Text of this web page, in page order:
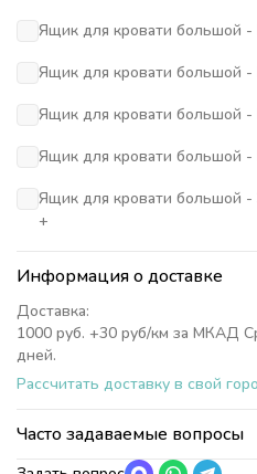
Ящик для кровати большой -
Ящик для кровати большой -
Ящик для кровати большой
Ящик для кровати большой
Ящик для кровати большой
+
Информация о доставке
Доставка:
1000 руб. +30 руб/км за МКАД
дней.
Рассчитать доставку в свой
Часто задаваемые вопросы